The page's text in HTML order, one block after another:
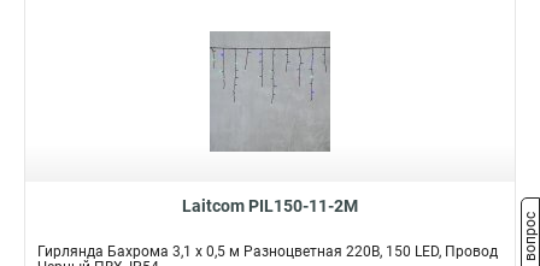
Laitcom PIL150-11-2M
Гирлянда Бахрома 3,1 x 0,5 м Разноцветная 220В, 150 LED, Провод